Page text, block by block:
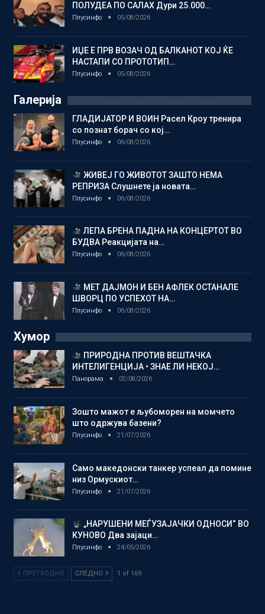
ПОЛУДЕА ПО САЛАХ Дури 25.000…
Плусинфо 05/08/2026
ИЏЕ Е ПРВ ВОЗАЧ ОД БАЛКАНОТ КОЈ ЌЕ
НАСТАПИ СО ПРОТОТИП…
Плусинфо 05/08/2026
Галерија
ГЛАДИЈАТОР И ВОИН Расел Кроу тренира
со познат борач со кој…
Плусинфо 06/08/2026
ЖИВЕЈ ГО ЖИВОТОТ ЗАШТО НЕМА
РЕПРИЗА Слушнете ја новата…
Плусинфо 06/08/2026
ЛЕПА БРЕНА ПАДНА НА КОНЦЕРТОТ ВО
БУДВА Реакцијата на…
Плусинфо 06/08/2026
МЕТ ДАЈМОН И БЕН АФЛЕК ОСТАНАЛЕ
ШВОРЦ ПО УСПЕХОТ НА…
Плусинфо 06/08/2026
Хумор
ПРИРОДНА ПРОТИВ ВЕШТАЧКА
ИНТЕЛИГЕНЦИЈА • ЗНАЕ ЛИ НЕКОЈ…
Панорама 02/08/2026
Зошто мажот е љубоморен на момчето
што одржува базени?
Плусинфо 21/07/2026
Само македонски танкер успеал да помине
низ Ормускиот…
Плусинфо 21/07/2026
„НАРУШЕНИ МЕЃУЗАЈАЧКИ ОДНОСИ“ ВО
КУНОВО Два зајаци…
Плусинфо 24/05/2026
ПРЕТХОДНО СЛЕДНО 1 of 169